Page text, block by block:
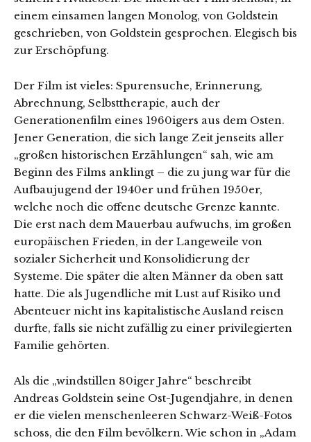
einem einsamen langen Monolog, von Goldstein
geschrieben, von Goldstein gesprochen. Elegisch bis
zur Erschöpfung.
Der Film ist vieles: Spurensuche, Erinnerung,
Abrechnung, Selbsttherapie, auch der
Generationenfilm eines 1960igers aus dem Osten.
Jener Generation, die sich lange Zeit jenseits aller
„großen historischen Erzählungen“ sah, wie am
Beginn des Films anklingt – die zu jung war für die
Aufbaujugend der 1940er und frühen 1950er,
welche noch die offene deutsche Grenze kannte.
Die erst nach dem Mauerbau aufwuchs, im großen
europäischen Frieden, in der Langeweile von
sozialer Sicherheit und Konsolidierung der
Systeme. Die später die alten Männer da oben satt
hatte. Die als Jugendliche mit Lust auf Risiko und
Abenteuer nicht ins kapitalistische Ausland reisen
durfte, falls sie nicht zufällig zu einer privilegierten
Familie gehörten.
Als die „windstillen 80iger Jahre“ beschreibt
Andreas Goldstein seine Ost-Jugendjahre, in denen
er die vielen menschenleeren Schwarz-Weiß-Fotos
schoss, die den Film bevölkern. Wie schon in „Adam